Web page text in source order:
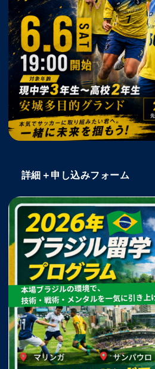
詳細＋申し込みフォーム